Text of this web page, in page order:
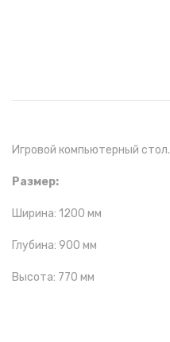
Игровой компьютерный стол.
Размер:
Ширина: 1200 мм
Глубина: 900 мм
Высота: 770 мм